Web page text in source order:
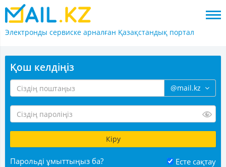
Электронды сервиске арналған Қазақстандық портал
Қош келдіңіз
@mail.kz
Парольді ұмыттыңыз ба? Есте сақтау